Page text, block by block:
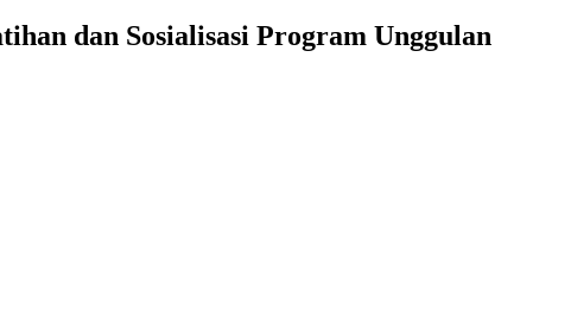
dan Sosialisasi Program Unggulan